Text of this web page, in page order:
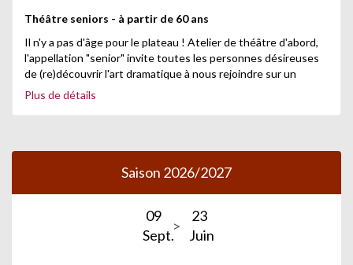
Théâtre seniors - à partir de 60 ans
Il n'y a pas d'âge pour le plateau ! Atelier de théâtre d'abord,
l'appellation "senior" invite toutes les personnes désireuses
de (re)découvrir l'art dramatique à nous rejoindre sur un
créneau bref et pratique. Approche sensible, improvisation et
Plus de détails
Saison 2026/2027
09
Sept.
23
Juin